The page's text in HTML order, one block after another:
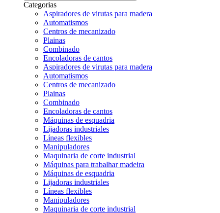
Categorias
Aspiradores de virutas para madera
Automatismos
Centros de mecanizado
Plainas
Combinado
Encoladoras de cantos
Aspiradores de virutas para madera
Automatismos
Centros de mecanizado
Plainas
Combinado
Encoladoras de cantos
Máquinas de esquadria
Lijadoras industriales
Líneas flexibles
Manipuladores
Maquinaria de corte industrial
Máquinas para trabalhar madeira
Máquinas de esquadria
Lijadoras industriales
Líneas flexibles
Manipuladores
Maquinaria de corte industrial